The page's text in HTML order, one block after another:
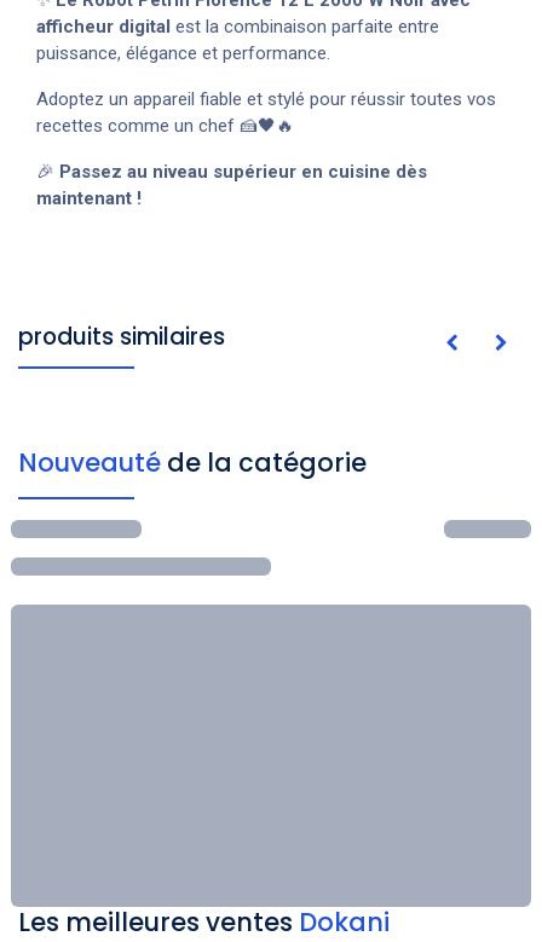
afficheur digital est la combinaison parfaite entre
puissance, élégance et performance.
Adoptez un appareil fiable et stylé pour réussir toutes vos
recettes comme un chef 🍰🖤🔥
🎉 Passez au niveau supérieur en cuisine dès
maintenant !
produits similaires
Nouveauté de la catégorie
Les meilleures ventes Dokani